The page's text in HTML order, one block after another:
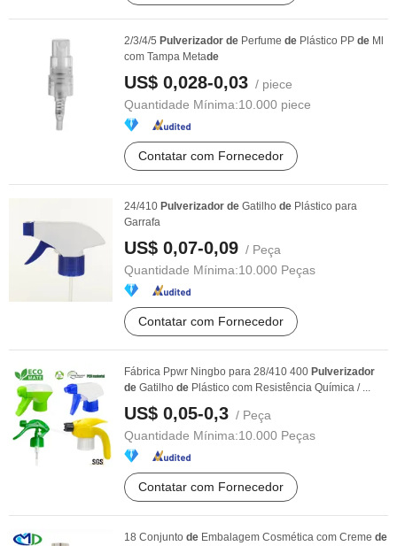
2/3/4/5 Pulverizador de Perfume de Plástico PP de Ml
com Tampa Metade
US$ 0,028-0,03 / piece
Quantidade Mínima:10.000 piece
Contatar com Fornecedor
24/410 Pulverizador de Gatilho de Plástico para
Garrafa
US$ 0,07-0,09 / Peça
Quantidade Mínima:10.000 Peças
Contatar com Fornecedor
Fábrica Ppwr Ningbo para 28/410 400 Pulverizador
de Gatilho de Plástico com Resistência Química / ...
US$ 0,05-0,3 / Peça
Quantidade Mínima:10.000 Peças
Contatar com Fornecedor
18 Conjunto de Embalagem Cosmética com Creme de